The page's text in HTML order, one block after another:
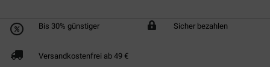
Bis 30% günstiger Sicher bezahlen
Versandkostenfrei ab 49 €